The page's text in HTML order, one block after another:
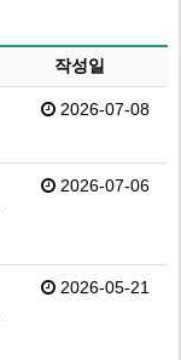
작성일
2026-07-08
2026-07-06
2026-05-21